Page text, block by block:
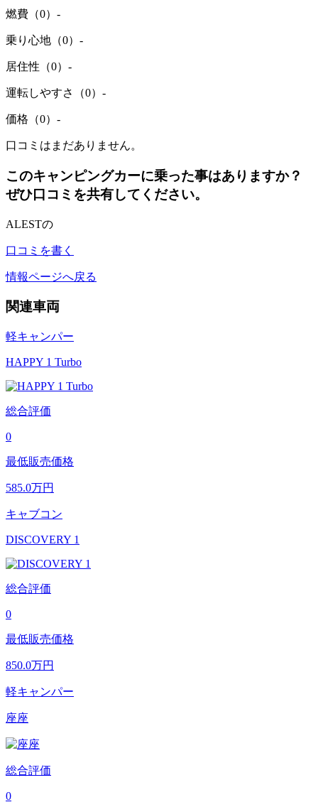
燃費（0） -
乗り心地（0） -
居住性（0） -
運転しやすさ（0） -
価格（0） -
口コミはまだありません。
このキャンピングカーに乗った事はありますか？
ぜひ口コミを共有してください。
ALESTの
口コミを書く
情報ページへ戻る
関連車両
軽キャンパー
HAPPY 1 Turbo
総合評価
0
最低販売価格
585.0万円
キャブコン
DISCOVERY 1
総合評価
0
最低販売価格
850.0万円
軽キャンパー
座座
総合評価
0